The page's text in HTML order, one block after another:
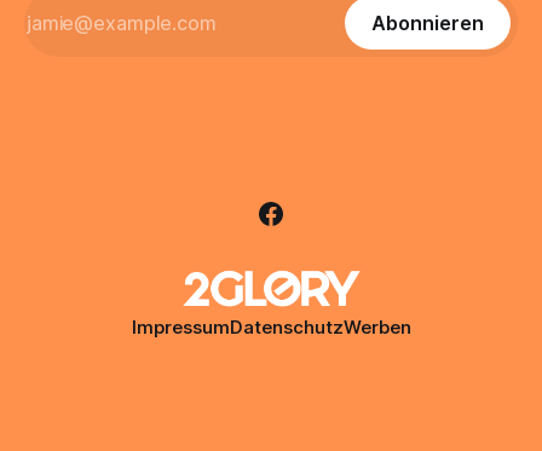
Abonnieren
ImpressumDatenschutzWerben